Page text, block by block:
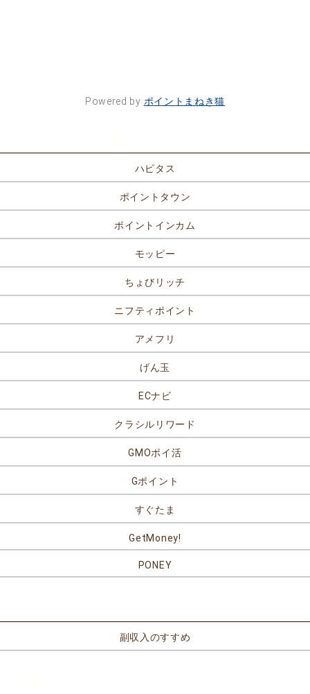
Powered by ポイントまねき猫
ハピタス
ポイントタウン
ポイントインカム
モッピー
ちょびリッチ
ニフティポイント
アメフリ
げん玉
ECナビ
クラシルリワード
GMOポイ活
Gポイント
すぐたま
GetMoney!
PONEY
副収入のすすめ